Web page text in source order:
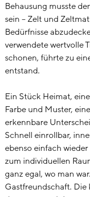
Behausung musste
sein – Zelt und
Bedürfnisse
verwendete wertvolle
schonen, führte zu
entstand.
Ein Stück Heimat,
Farbe und Muster,
erkennbare
Schnell einrollbar,
ebenso einfach
zum individuellen
ganz egal, wo man
Gastfreundschaft.